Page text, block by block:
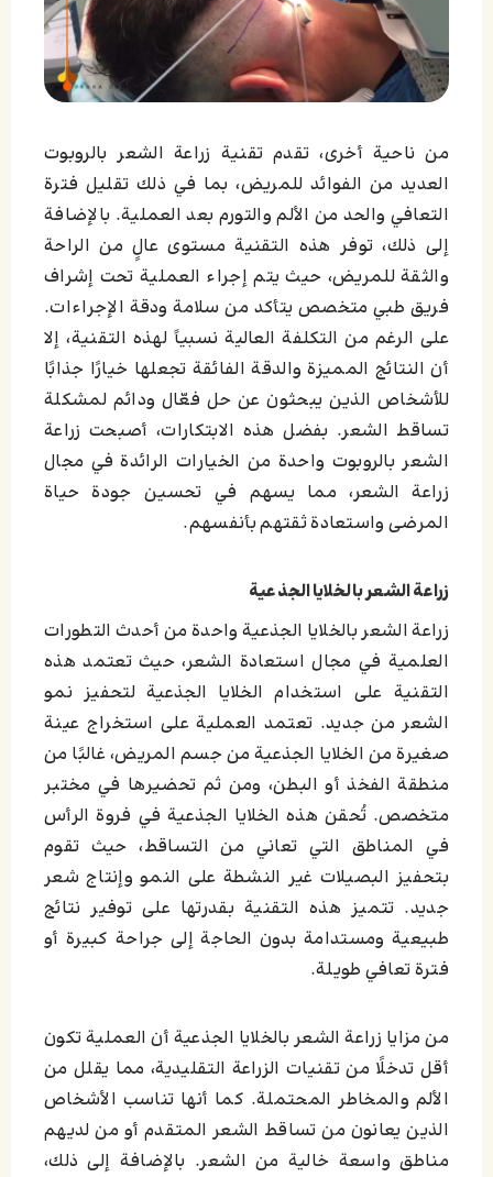
من ناحية أخرى، تقدم تقنية زراعة الشعر بالروبوت
العديد من الفوائد للمريض، بما في ذلك تقليل فترة
التعافي والحد من الألم والتورم بعد العملية. بالإضافة
إلى ذلك، توفر هذه التقنية مستوى عالٍ من الراحة
والثقة للمريض، حيث يتم إجراء العملية تحت إشراف
فريق طبي متخصص يتأكد من سلامة ودقة الإجراءات.
على الرغم من التكلفة العالية نسبياً لهذه التقنية، إلا
أن النتائج المميزة والدقة الفائقة تجعلها خيارًا جذابًا
للأشخاص الذين يبحثون عن حل فعّال ودائم لمشكلة
تساقط الشعر. بفضل هذه الابتكارات، أصبحت زراعة
الشعر بالروبوت واحدة من الخيارات الرائدة في مجال
زراعة الشعر، مما يسهم في تحسين جودة حياة
المرضى واستعادة ثقتهم بأنفسهم.
زراعة الشعر بالخلايا الجذعية
زراعة الشعر بالخلايا الجذعية واحدة من أحدث التطورات
العلمية في مجال استعادة الشعر، حيث تعتمد هذه
التقنية على استخدام الخلايا الجذعية لتحفيز نمو
الشعر من جديد. تعتمد العملية على استخراج عينة
صغيرة من الخلايا الجذعية من جسم المريض، غالبًا من
منطقة الفخذ أو البطن، ومن ثم تحضيرها في مختبر
متخصص. تُحقن هذه الخلايا الجذعية في فروة الرأس
في المناطق التي تعاني من التساقط، حيث تقوم
بتحفيز البصيلات غير النشطة على النمو وإنتاج شعر
جديد. تتميز هذه التقنية بقدرتها على توفير نتائج
طبيعية ومستدامة بدون الحاجة إلى جراحة كبيرة أو
فترة تعافي طويلة.
من مزايا زراعة الشعر بالخلايا الجذعية أن العملية تكون
أقل تدخلًا من تقنيات الزراعة التقليدية، مما يقلل من
الألم والمخاطر المحتملة. كما أنها تناسب الأشخاص
الذين يعانون من تساقط الشعر المتقدم أو من لديهم
مناطق واسعة خالية من الشعر. بالإضافة إلى ذلك،